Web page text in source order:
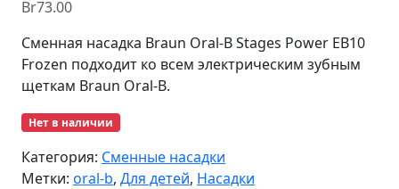
Br73.00
Сменная насадка Braun Oral-B Stages Power EB10
Frozen подходит ко всем электрическим зубным
щеткам Braun Oral-B.
Нет в наличии
Категория: Сменные насадки
Метки: oral-b, Для детей, Насадки